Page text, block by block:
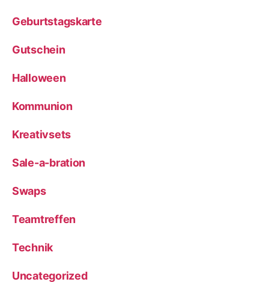
Geburtstagskarte
Gutschein
Halloween
Kommunion
Kreativsets
Sale-a-bration
Swaps
Teamtreffen
Technik
Uncategorized